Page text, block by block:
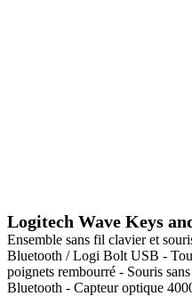
Logitech Wave Keys
Ensemble sans fil clavier et
Bluetooth / Logi Bolt USB -
poignets rembourré - Souris
Bluetooth - Capteur optique